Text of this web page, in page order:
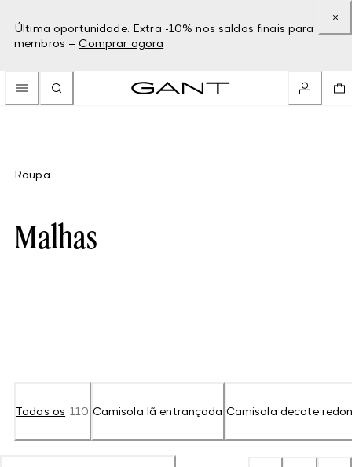
Última oportunidade: Extra -10% nos saldos finais para
membros – Comprar agora
Roupa
Malhas
Todos os 110 Camisola lã entrançada Camisola decote